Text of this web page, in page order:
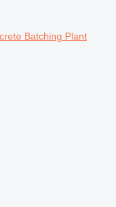
Batching Plant